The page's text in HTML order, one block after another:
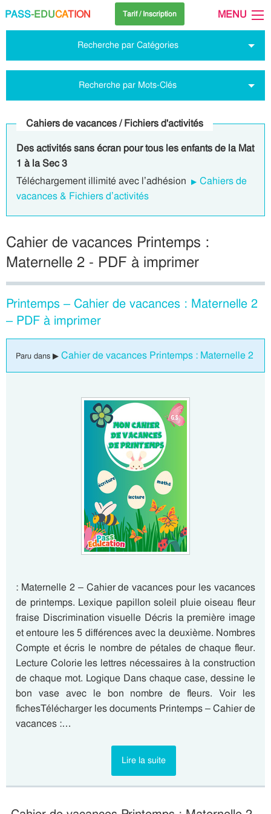
PASS-EDUCATION Tarif / Inscription MENU
Recherche par Catégories
Recherche par Mots-Clés
Cahiers de vacances / Fichiers d'activités
Des activités sans écran pour tous les enfants de la Mat
1 à la Sec 3
Téléchargement illimité avec l’adhésion
Cahiers de
vacances & Fichiers d’activités
Cahier de vacances Printemps :
Maternelle 2 - PDF à imprimer
Printemps – Cahier de vacances : Maternelle 2
– PDF à imprimer
Paru dans ▶ Cahier de vacances Printemps : Maternelle 2
: Maternelle 2 – Cahier de vacances pour les vacances
de printemps. Lexique papillon soleil pluie oiseau fleur
fraise Discrimination visuelle Décris la première image
et entoure les 5 différences avec la deuxième. Nombres
Compte et écris le nombre de pétales de chaque fleur.
Lecture Colorie les lettres nécessaires à la construction
de chaque mot. Logique Dans chaque case, dessine le
bon vase avec le bon nombre de fleurs. Voir les
fichesTélécharger les documents Printemps – Cahier de
vacances :…
Lire la suite